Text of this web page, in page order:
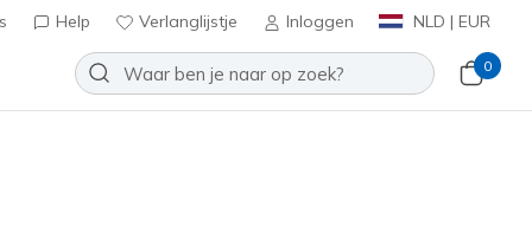
Help Verlanglijstje Inloggen NLD | EUR
0